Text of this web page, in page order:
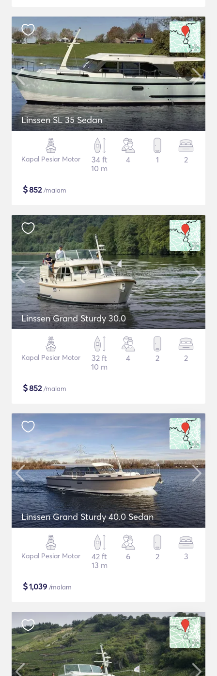
Linssen SL 35 Sedan
Kapal Pesiar Motor
34 ft
10 m
4 1 2
$852/malam
Linssen Grand Sturdy 30.0
Kapal Pesiar Motor
32 ft
10 m
4 2 2
$852/malam
Linssen Grand Sturdy 40.0 Sedan
Kapal Pesiar Motor
42 ft
13 m
6 2 3
$1,039 /malam